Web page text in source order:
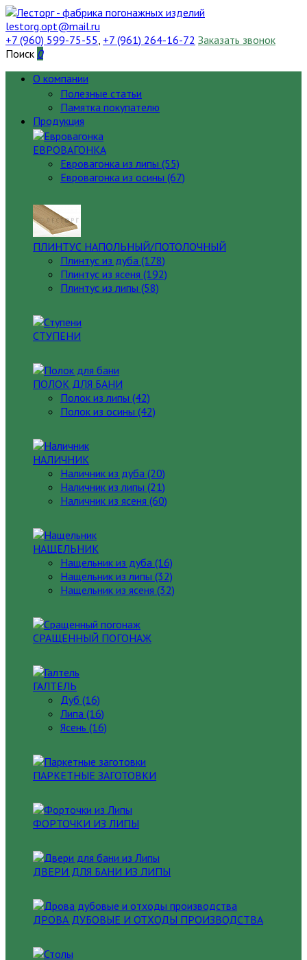
lestorg.opt@mail.ru
+7 (960) 599-75-55, +7 (961) 264-16-72 Заказать звонок
Поиск 0
О компании
Полезные статьи
Памятка покупателю
Продукция
ЕВРОВАГОНКА
Евровагонка из липы (55)
Евровагонка из осины (67)
ПЛИНТУС НАПОЛЬНЫЙ/ПОТОЛОЧНЫЙ
Плинтус из дуба (178)
Плинтус из ясеня (192)
Плинтус из липы (58)
СТУПЕНИ
ПОЛОК ДЛЯ БАНИ
Полок из липы (42)
Полок из осины (42)
НАЛИЧНИК
Наличник из дуба (20)
Наличник из липы (21)
Наличник из ясеня (60)
НАЩЕЛЬНИК
Нащельник из дуба (16)
Нащельник из липы (32)
Нащельник из ясеня (32)
СРАЩЕННЫЙ ПОГОНАЖ
ГАЛТЕЛЬ
Дуб (16)
Липа (16)
Ясень (16)
ПАРКЕТНЫЕ ЗАГОТОВКИ
ФОРТОЧКИ ИЗ ЛИПЫ
ДВЕРИ ДЛЯ БАНИ ИЗ ЛИПЫ
ДРОВА ДУБОВЫЕ И ОТХОДЫ ПРОИЗВОДСТВА